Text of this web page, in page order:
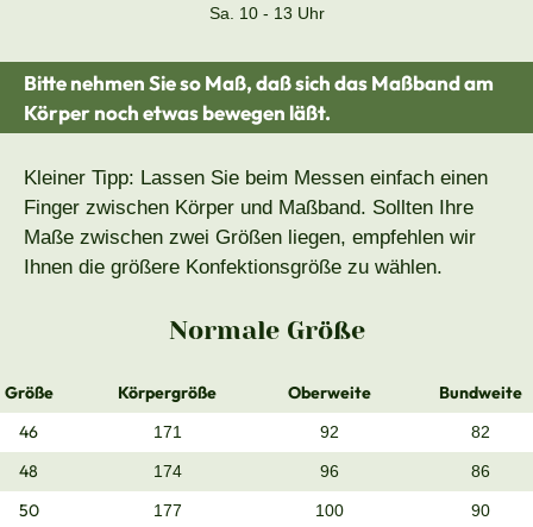
Sa. 10 - 13 Uhr
Bitte nehmen Sie so Maß, daß sich das Maßband am
Körper noch etwas bewegen läßt.
Kleiner Tipp: Lassen Sie beim Messen einfach einen
Finger zwischen Körper und Maßband. Sollten Ihre
Maße zwischen zwei Größen liegen, empfehlen wir
Ihnen die größere Konfektionsgröße zu wählen.
Normale Größe
Größe Körpergröße Oberweite
Bundweite
46
171 92 82
48 174 96 86
50 177 100 90